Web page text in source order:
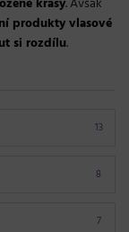
produkty vlasové
si rozdílu.
13
8
7